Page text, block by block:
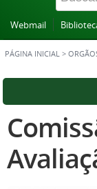
Webmail
PÁGINA INICIAL >